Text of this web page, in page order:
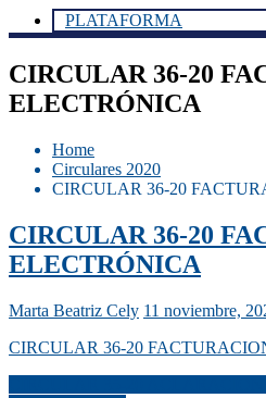
PLATAFORMA
CIRCULAR 36-20
ELECTRÓNICA
Home
Circulares 2020
CIRCULAR 36-20
CIRCULAR 36-20
ELECTRÓNICA
Marta Beatriz Cely 11 noviembre,
CIRCULAR 36-20